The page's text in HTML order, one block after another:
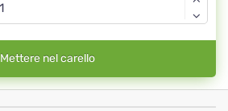
Mettere nel carello